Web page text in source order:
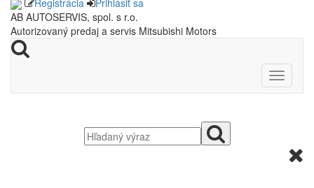
Registrácia
Prihlásiť sa
AB AUTOSERVIS, spol. s r.o.
Autorizovaný predaj a servis Mitsubishi Motors